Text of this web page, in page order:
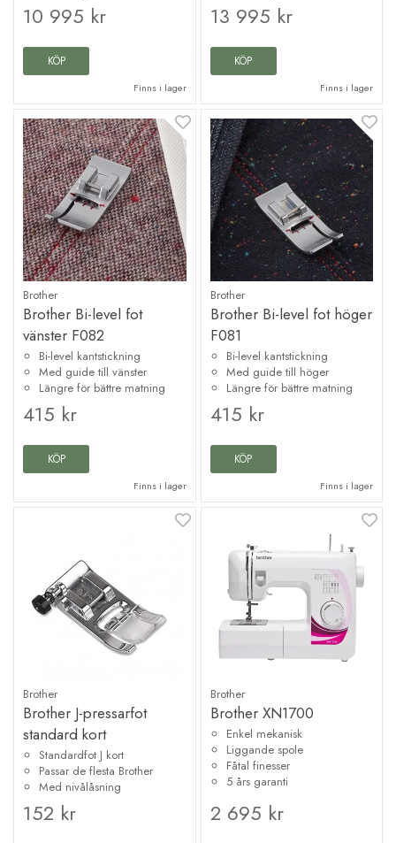
10 995 kr
KÖP
Finns i lager
13 995 kr
KÖP
Finns i lager
Brother
Brother Bi-level fot
vänster F082
Bi-level kantstickning
Med guide till vänster
Längre för bättre matning
415 kr
KÖP
Finns i lager
Brother
Brother Bi-level fot höger
F081
Bi-level kantstickning
Med guide till höger
Längre för bättre matning
415 kr
KÖP
Finns i lager
Brother
Brother J-pressarfot
standard kort
Standardfot J kort
Passar de flesta Brother
Med nivålåsning
152 kr
Brother
Brother XN1700
Enkel mekanisk
Liggande spole
Fåtal finesser
5 års garanti
2 695 kr